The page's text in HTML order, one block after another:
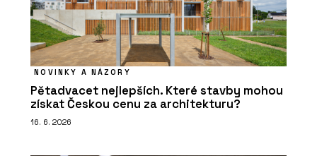
NOVINKY A NÁZORY
Pětadvacet nejlepších. Které stavby mohou
získat Českou cenu za architekturu?
16. 6. 2026